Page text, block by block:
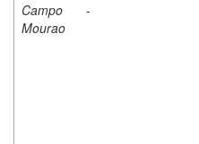
Campo
Mourao
-